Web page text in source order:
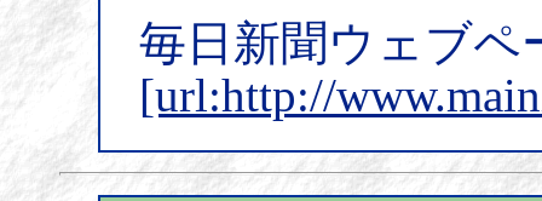
毎日新聞ウェブペ
[url:http://